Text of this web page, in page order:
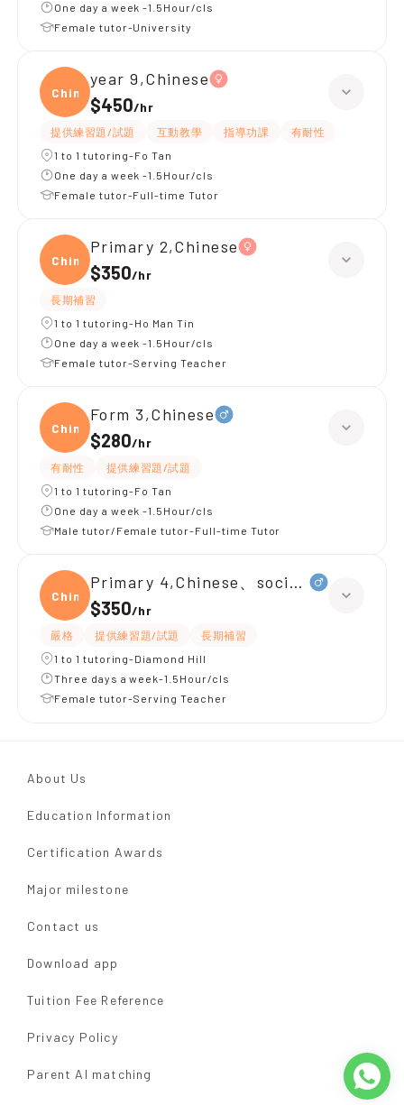
One day a week -1.5Hour/cls
Female tutor-University
Chine
year 9,Chinese
$450/hr
提供練習題/試題 互動教學 指導功課
有耐性
1 to 1 tutoring-Fo Tan
One day a week -1.5Hour/cls
Female tutor-Full-time Tutor
Chine
Primary 2,Chinese
$350/hr
長期補習
1 to 1 tutoring-Ho Man Tin
One day a week -1.5Hour/cls
Female tutor-Serving Teacher
Chine
Form 3,Chinese
$280/hr
有耐性
提供練習題/試題
1 to 1 tutoring-Fo Tan
One day a week -1.5Hour/cls
Male tutor/Female tutor-Full-time Tutor
Chine
Primary 4,Chinese、social studies
$350/hr
嚴格 提供練習題/試題
長期補習
1 to 1 tutoring-Diamond Hill
Three days a week-1.5Hour/cls
Female tutor-Serving Teacher
About Us
Education Information
Certification Awards
Major milestone
Contact us
Download app
Tuition Fee Reference
Privacy Policy
Parent AI matching